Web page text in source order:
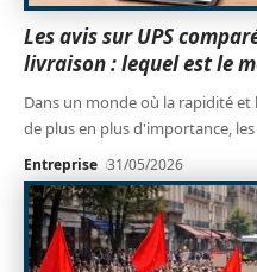
Les avis sur UPS
livraison : lequel est le
Dans un monde où la rapidité
de plus en plus d'importance,
Entreprise 31/05/2026